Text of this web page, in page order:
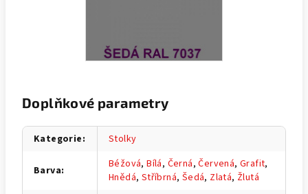
Doplňkové parametry
Kategorie: Stolky
Barva: Béžová,Bílá, Černá,Červená,Grafit,
Hnědá, Stříbrná, Šedá, Zlatá, Žlutá